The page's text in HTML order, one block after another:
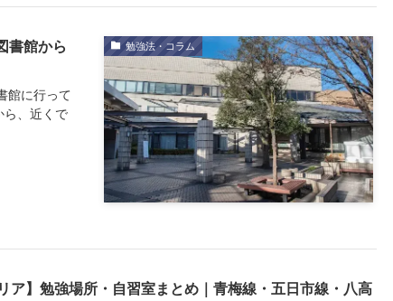
勉強法・コラム
書館から
館に行って
ら、近くで
ア】勉強場所・自習室まとめ｜青梅線・五日市線・八高